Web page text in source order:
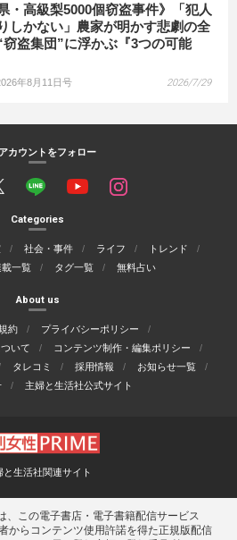
・高級梨5000個窃盗事件》「犯人
しかない」農家が明かす悲劇の全
窃盗集団”に浮かぶ『3つの可能
年8月11日号 2026/7/29
カウントをフォロー
Categories
社会・事件 ライフ
トレンド
載一覧 タグ一覧 無料占い
About us
約
プライバシーポリシー
いて
コンテンツ制作・編集ポリシー
タレコミ 採用情報
お知らせ一覧
主婦と生活社公式サイト
と生活社関連サイト
、この電子書店・電子書籍配信サービス
からコンテンツ使用許諾を得た正規版配信